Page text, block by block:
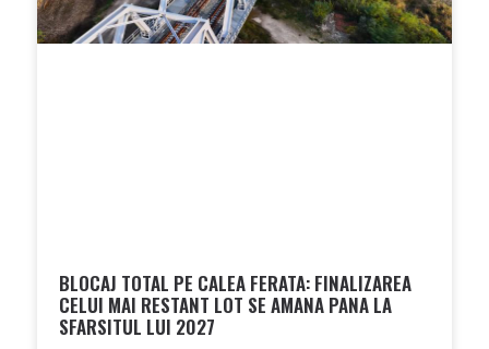
BLOCAJ TOTAL PE CALEA FERATA: FINALIZAREA
CELUI MAI RESTANT LOT SE AMANA PANA LA
SFARSITUL LUI 2027